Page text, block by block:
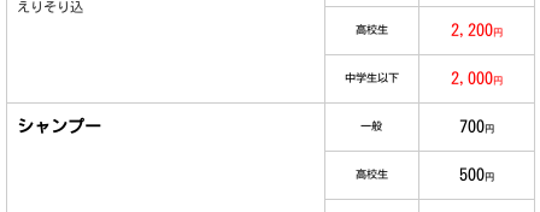
えりそり込
高校生 2,200円
中学生以下 2,000円
シャンプー 一般 700円
高校生 500円